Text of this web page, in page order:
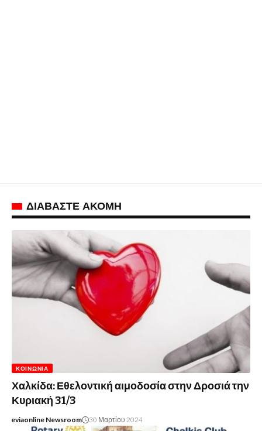
ΔΙΑΒΑΣΤΕ ΑΚΟΜΗ
ΚΟΙΝΩΝΊΑ
Χαλκίδα: Εθελοντική αιμοδοσία στην Δροσιά την
Κυριακή 31/3
eviaonline Newsroom 30 Μαρτίου 2024